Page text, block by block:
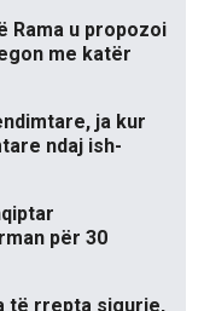
Rama u propozoi
me katër
ja kur
ndaj ish-
për 30
të rrepta sigurie,